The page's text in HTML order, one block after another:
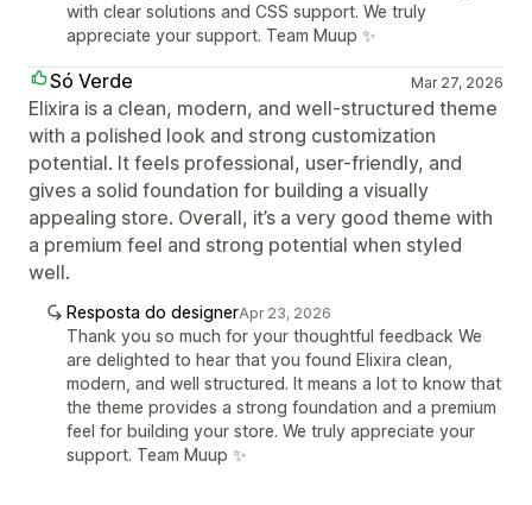
with clear solutions and CSS support. We truly
appreciate your support. Team Muup ✨
Só Verde Mar 27, 2026
Elixira is a clean, modern, and well-structured theme
with a polished look and strong customization
potential. It feels professional, user-friendly, and
gives a solid foundation for building a visually
appealing store. Overall, it’s a very good theme with
a premium feel and strong potential when styled
well.
Resposta do designerApr 23, 2026
Thank you so much for your thoughtful feedback We
are delighted to hear that you found Elixira clean,
modern, and well structured. It means a lot to know that
the theme provides a strong foundation and a premium
feel for building your store. We truly appreciate your
support. Team Muup ✨